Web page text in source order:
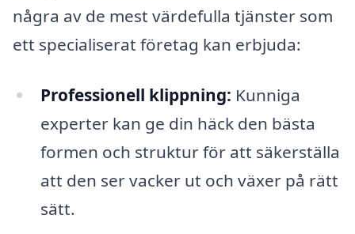
några av de mest värdefulla tjänster som
ett specialiserat företag kan erbjuda:
Professionell klippning: Kunniga
experter kan ge din häck den bästa
formen och struktur för att säkerställa
att den ser vacker ut och växer på rätt
sätt.